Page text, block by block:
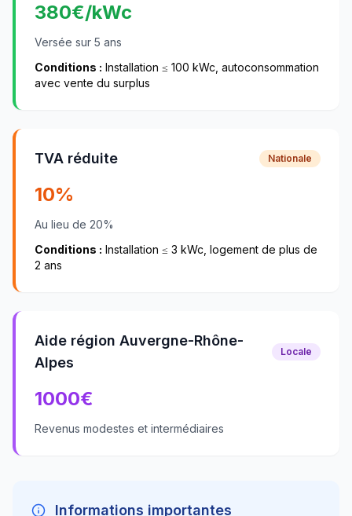
380€/kWc
Versée sur 5 ans
Conditions : Installation ≤ 100 kWc, autoconsommation
avec vente du surplus
TVA réduite Nationale
10%
Au lieu de 20%
Conditions : Installation ≤ 3 kWc, logement de plus de
2 ans
Aide région Auvergne-Rhône-
Alpes
Locale
1000€
Revenus modestes et intermédiaires
Informations importantes